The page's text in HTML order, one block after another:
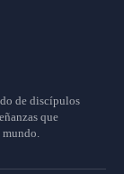
de discípulos
que
mundo.